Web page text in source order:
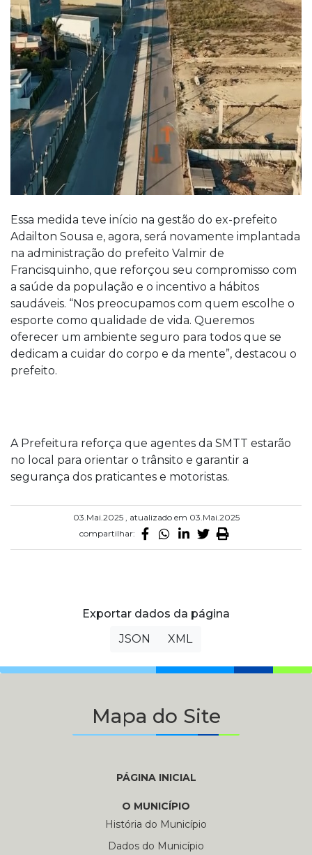
Essa medida teve início na gestão do ex-prefeito
Adailton Sousa e, agora, será novamente implantada
na administração do prefeito Valmir de
Francisquinho, que reforçou seu compromisso com
a saúde da população e o incentivo a hábitos
saudáveis. “Nos preocupamos com quem escolhe o
esporte como qualidade de vida. Queremos
oferecer um ambiente seguro para todos que se
dedicam a cuidar do corpo e da mente”, destacou o
prefeito.
A Prefeitura reforça que agentes da SMTT estarão
no local para orientar o trânsito e garantir a
segurança dos praticantes e motoristas.
03.Mai.2025 , atualizado em 03.Mai.2025
compartilhar:
Exportar dados da página
JSON
XML
Mapa do Site
PÁGINA INICIAL
O MUNICÍPIO
História do Município
Dados do Município